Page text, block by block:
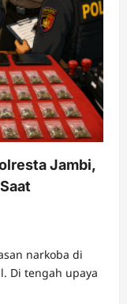
Jambi,
narkoba di
Di tengah upaya